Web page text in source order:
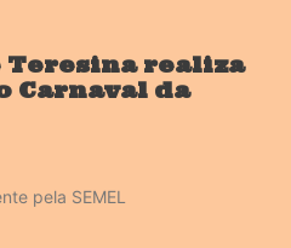
realiza
Carnaval da
pela SEMEL